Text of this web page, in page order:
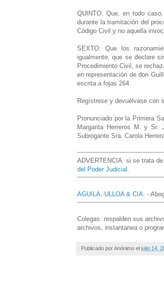
QUINTO: Que, en todo
durante la tramitación del
Código Civil y no aquella
SEXTO: Que los
igualmente, que se declare
Procedimiento Civil, se
en representación de don
escrita a fojas 264.
Regístrese y devuélvase con
Pronunciado por la Primera
Margarita Herreros M. y Sr.
Subrogante Sra. Carola
ADVERTENCIA: si se trata
del Poder Judicial
AGUILA, ULLOA & CIA. -
Colegas: respalden sus
archivos, instantanea o
Publicado porAnónimo el julio 14,